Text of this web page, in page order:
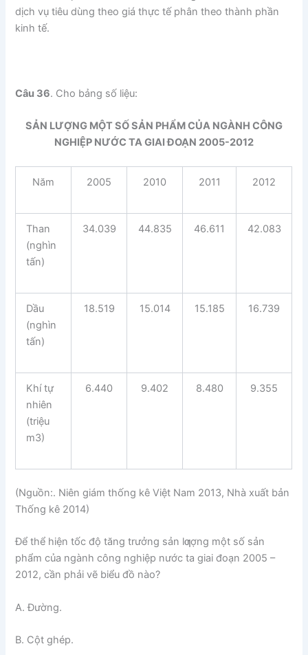
dịch vụ tiêu dùng theo giá thực tế phân theo thành phần
kinh tế.
Câu 36. Cho bảng số liệu:
SẢN LƯỢNG MỘT SỐ SẢN PHẨM CỦA NGÀNH CÔNG
NGHIỆP NƯỚC TA GIAI ĐOẠN 2005-2012
Năm 2005 2010 2011 2012
Than
(nghìn
tấn)
34.039 44.835 46.611 42.083
Dầu
(nghìn
tấn)
18.519 15.014 15.185 16.739
Khí tự
nhiên
(triệu
m3)
6.440 9.402 8.480 9.355
(Nguồn:. Niên giám thống kê Việt Nam 2013, Nhà xuất bản
Thống kê 2014)
Để thể hiện tốc độ tăng trưởng sản lƣợng một số sản
phẩm của ngành công nghiệp nước ta giai đoạn 2005 –
2012, cần phải vẽ biểu đồ nào?
A. Đường.
B. Cột ghép.